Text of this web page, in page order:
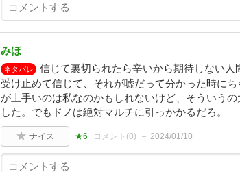
みほ
ネタバレ
信じて裏切られたら辛いから期待しない
受け止めて信じて、それが嘘だって分かった時に
が上手いのは私なのかもしれないけど、そういう
した。でもドノは絶対マルチに引っかかるだろ。
ナイス ★6 コメント(0) 2024/01/10